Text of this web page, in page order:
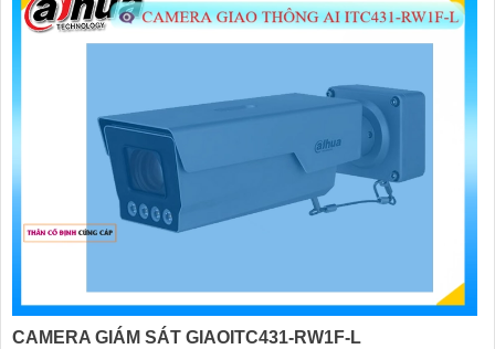
CAMERA GIÁM SÁT GIAOITC431-RW1F-L